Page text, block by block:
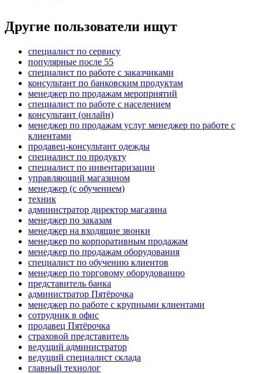
Другие пользователи ищут
специалист по сервису
популярные после 55
специалист по работе с заказчиками
консультант по банковским продуктам
менеджер по продажам мероприятий
специалист по работе с населением
консультант (онлайн)
менеджер по продажам услуг менеджер по работе с
клиентами
продавец-консультант одежды
специалист по продукту
специалист по инвентаризации
управляющий магазином
менеджер (с обучением)
техник
администратор директор магазина
менеджер по заказам
менеджер на входящие звонки
менеджер по корпоративным продажам
менеджер по продажам оборудования
специалист по обучению клиентов
менеджер по торговому оборудованию
представитель банка
администратор Пятёрочка
менеджер по работе с крупными клиентами
сотрудник в офис
продавец Пятёрочка
страховой представитель
ведущий администратор
ведущий специалист склада
главный технолог